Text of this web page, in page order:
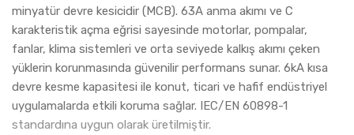
minyatür devre kesicidir (MCB). 63A anma akımı ve C
karakteristik açma eğrisi sayesinde motorlar, pompalar,
fanlar, klima sistemleri ve orta seviyede kalkış akımı çeken
yüklerin korunmasında güvenilir performans sunar. 6kA kısa
devre kesme kapasitesi ile konut, ticari ve hafif endüstriyel
uygulamalarda etkili koruma sağlar. IEC/EN 60898-1
standardına uygun olarak üretilmiştir.